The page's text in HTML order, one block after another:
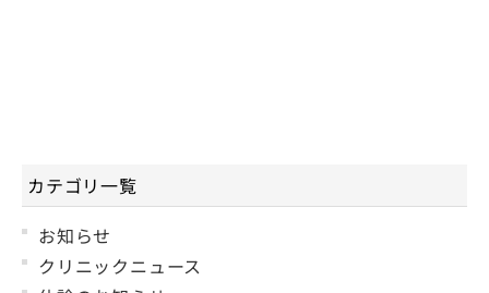
カテゴリ一覧
お知らせ
クリニックニュース